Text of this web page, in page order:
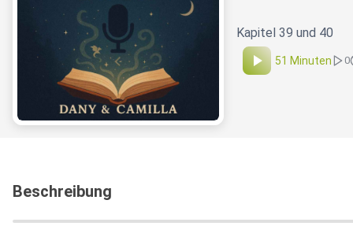
Kapitel 39 und 40
51 Minuten 0
Beschreibung